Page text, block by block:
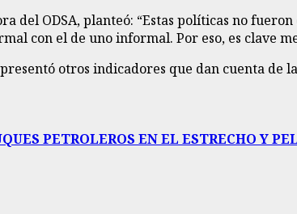
del ODSA, planteó: “Estas políticas no
con el de uno informal. Por eso, es clave
otros indicadores que dan cuenta
PETROLEROS EN EL ESTRECHO Y